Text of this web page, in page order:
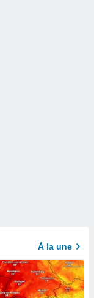
À la une